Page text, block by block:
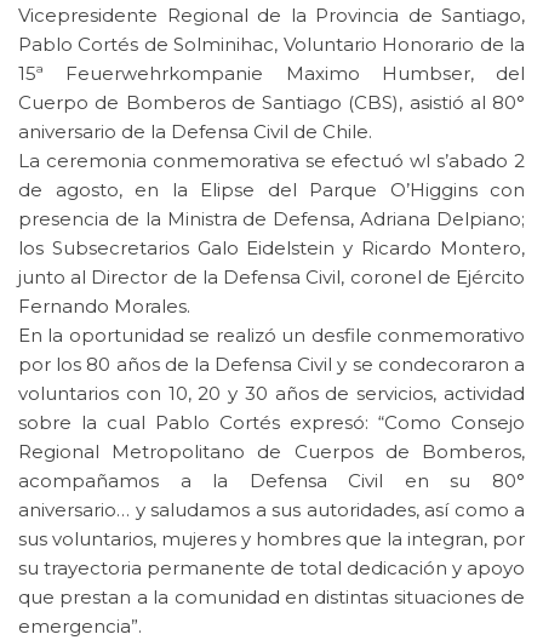
Vicepresidente Regional de la Provincia de Santiago,
Pablo Cortés de Solminihac, Voluntario Honorario de la
15ª Feuerwehrkompanie Maximo Humbser, del
Cuerpo de Bomberos de Santiago (CBS), asistió al 80°
aniversario de la Defensa Civil de Chile.
La ceremonia conmemorativa se efectuó wl s’abado 2
de agosto, en la Elipse del Parque O’Higgins con
presencia de la Ministra de Defensa, Adriana Delpiano;
los Subsecretarios Galo Eidelstein y Ricardo Montero,
junto al Director de la Defensa Civil, coronel de Ejército
Fernando Morales.
En la oportunidad se realizó un desfile conmemorativo
por los 80 años de la Defensa Civil y se condecoraron a
voluntarios con 10, 20 y 30 años de servicios, actividad
sobre la cual Pablo Cortés expresó: “Como Consejo
Regional Metropolitano de Cuerpos de Bomberos,
acompañamos a la Defensa Civil en su 80°
aniversario… y saludamos a sus autoridades, así como a
sus voluntarios, mujeres y hombres que la integran, por
su trayectoria permanente de total dedicación y apoyo
que prestan a la comunidad en distintas situaciones de
emergencia”.